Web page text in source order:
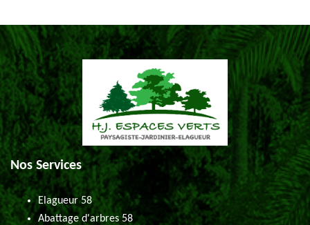
Nos Services
Elagueur 58
Abattage d'arbres 58